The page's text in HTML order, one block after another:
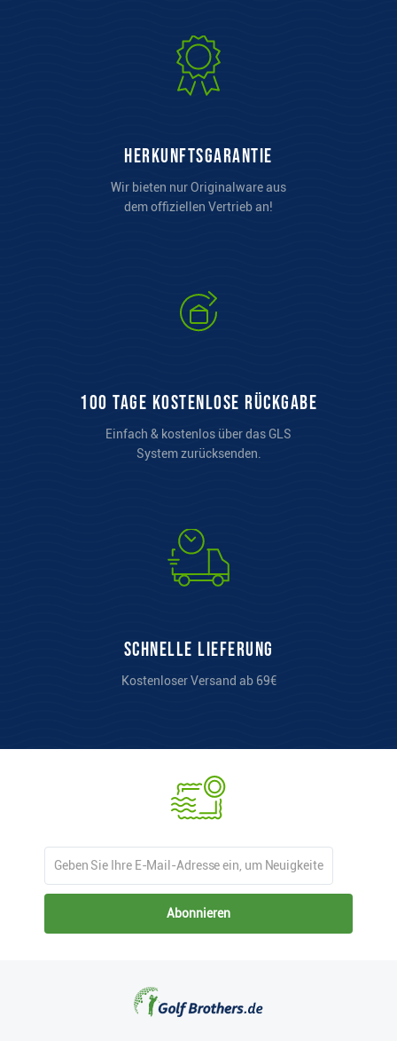
Herkunftsgarantie
Wir bieten nur Originalware aus
dem offiziellen Vertrieb an!
100 Tage kostenlose Rückgabe
Einfach & kostenlos über das GLS
System zurücksenden.
Schnelle Lieferung
Kostenloser Versand ab 69€
Abonnieren